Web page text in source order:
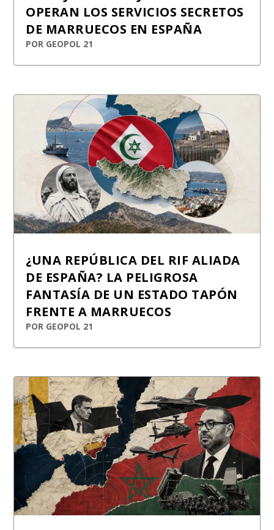
OPERAN LOS SERVICIOS SECRETOS
DE MARRUECOS EN ESPAÑA
POR GEOPOL 21
¿UNA REPÚBLICA DEL RIF ALIADA
DE ESPAÑA? LA PELIGROSA
FANTASÍA DE UN ESTADO TAPÓN
FRENTE A MARRUECOS
POR GEOPOL 21